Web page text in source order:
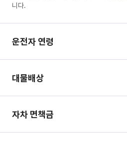
니다.
운전자 연령
대물배상
자차 면책금